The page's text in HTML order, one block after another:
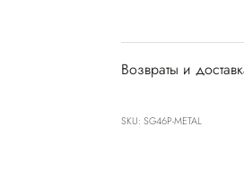
Возвраты и
SKU: SG46P-METAL